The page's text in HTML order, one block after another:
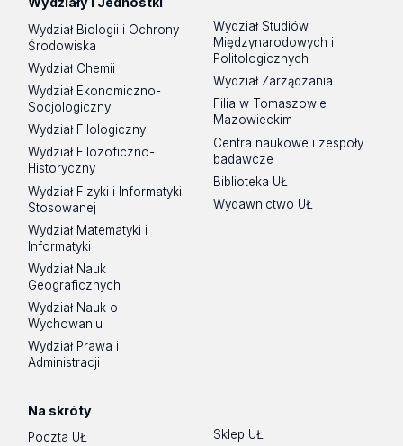
Wydział Biologii i Ochrony
Środowiska
Wydział Chemii
Wydział Ekonomiczno-
Socjologiczny
Wydział Filologiczny
Wydział Filozoficzno-
Historyczny
Wydział Fizyki i Informatyki
Stosowanej
Wydział Matematyki i
Informatyki
Wydział Nauk
Geograficznych
Wydział Nauk o
Wychowaniu
Wydział Prawa i
Administracji
Wydział Studiów
Międzynarodowych i
Politologicznych
Wydział Zarządzania
Filia w Tomaszowie
Mazowieckim
Centra naukowe i zespoły
badawcze
Biblioteka UŁ
Wydawnictwo UŁ
Na skróty
Poczta UŁ
Sklep UŁ